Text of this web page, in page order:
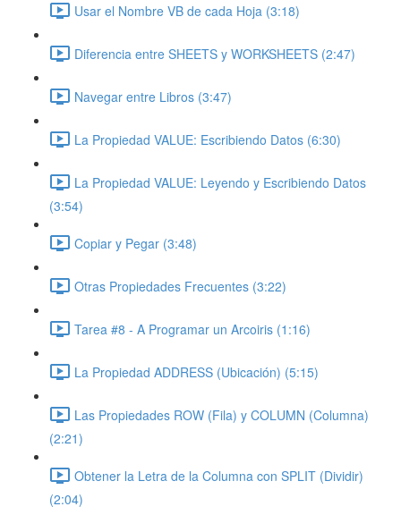
Usar el Nombre VB de cada Hoja (3:18)
Diferencia entre SHEETS y WORKSHEETS (2:47)
Navegar entre Libros (3:47)
La Propiedad VALUE: Escribiendo Datos (6:30)
La Propiedad VALUE: Leyendo y Escribiendo Datos
(3:54)
Copiar y Pegar (3:48)
Otras Propiedades Frecuentes (3:22)
Tarea #8 - A Programar un Arcoiris (1:16)
La Propiedad ADDRESS (Ubicación) (5:15)
Las Propiedades ROW (Fila) y COLUMN (Columna)
(2:21)
Obtener la Letra de la Columna con SPLIT (Dividir)
(2:04)